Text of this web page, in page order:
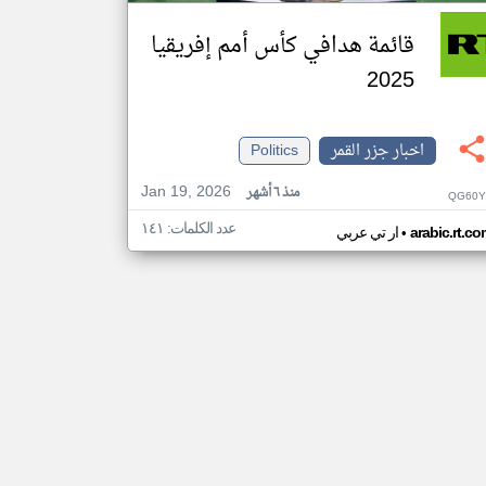
قائمة هدافي كأس أمم إفريقيا
2025
اخبار جزر القمر
Politics
Jan 19, 2026
منذ ٦ أشهر
ار تي عربي• عدد الكلمات: ١٤١